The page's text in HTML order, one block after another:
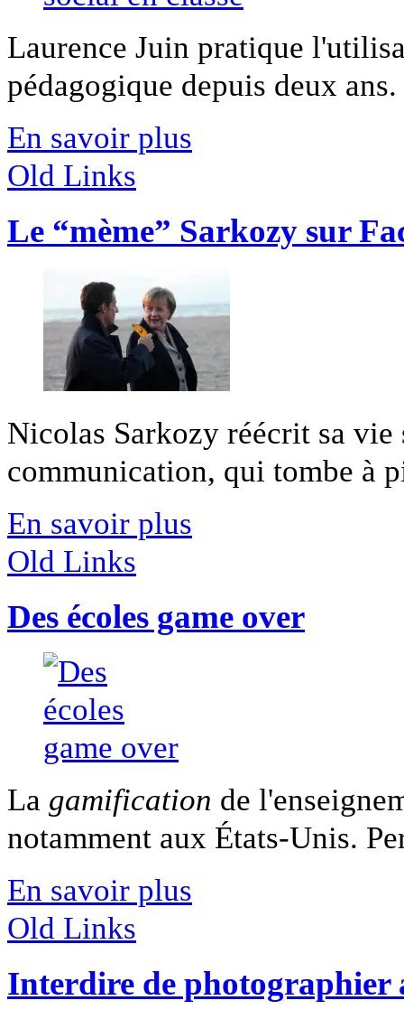
Laurence Juin pratique
pédagogique depuis deux
En savoir plus
Old Links
Le “mème” Sarkozy sur
Nicolas Sarkozy réécrit sa
communication, qui tombe à
En savoir plus
Old Links
Des écoles game over
La gamification de
notamment aux États-Unis.
En savoir plus
Old Links
Interdire de photographier